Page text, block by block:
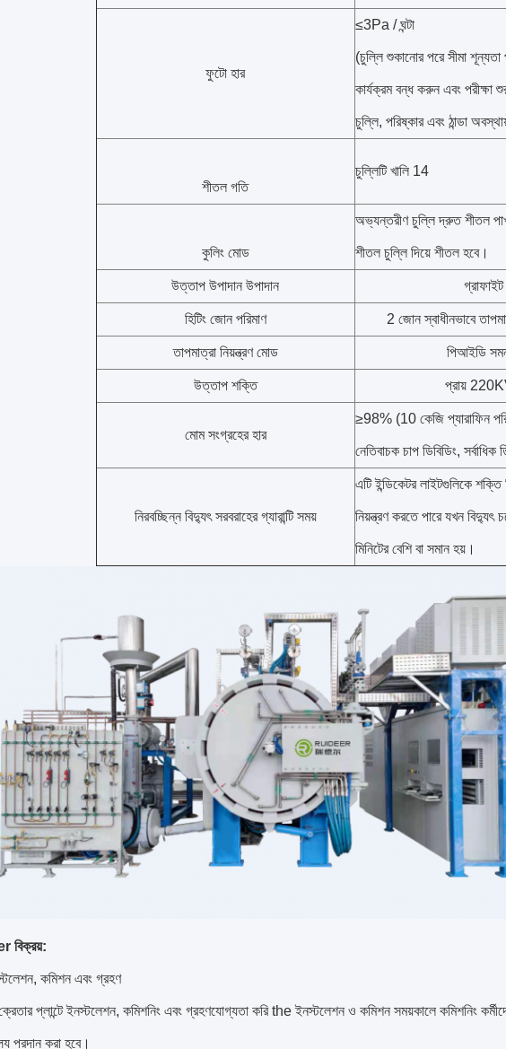
ফুটো হার
≤3Pa / ঘন্টা
(চুল্লি শুকানোর পরে সীমা শূন্যতা
কার্যক্রম বন্ধ করুন এবং
চুল্লি, পরিষ্কার এবং ঠান্ডা
শীতল গতি
চুল্লিটি খালি 14
কুলিং মোড
অভ্যন্তরীণ চুল্লি দ্রুত শীতল
শীতল চুল্লি দিয়ে শীতল হবে।
উত্তাপ উপাদান উপাদান গ্রাফাইট
হিটিং জোন পরিমাণ 2 জোন স্বাধীনভাবে
তাপমাত্রা নিয়ন্ত্রণ মোড পিআইডি
উত্তাপ শক্তি প্রায়
মোম সংগ্রহের হার
≥98% (10 কেজি প্যারাফিন
নেতিবাচক চাপ ডিবিডিং, সর্বাধিক
নিরবচ্ছিন্ন বিদ্যুৎ সরবরাহের গ্যারান্টি সময়
এটি ইন্ডিকেটর লাইটগুলিকে শক্তি
নিয়ন্ত্রণ করতে পারে যখন বিদ্যুৎ
মিনিটের বেশি বা সমান হয়।
বিক্রয়:
কমিশন এবং গ্রহণ
প্লান্টে ইনস্টলেশন, কমিশনিং এবং গ্রহণযোগ্যতা করি the ইনস্টলেশন ও কমিশন সময়কালে কমিশনিং কর্মীদের
প্রদান করা হবে।